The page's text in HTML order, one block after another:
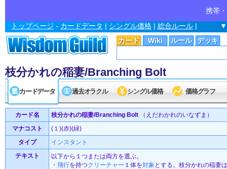
携帯
カード Wiki ルール デッキ
トップページ - カードデータ | シングル価格 | 総合ルール |
枝分かれの稲妻/Branching Bolt
カードデータ 過去オラクル シングル価格 価格グラフ
カード名 枝分かれの稲妻/Branching Bolt （えだわかれのいなずま）
マナコスト
(１)(赤)(緑)
タイプ
インスタント
テキスト
以下から１つまたは両方を選ぶ。
・ 飛行を持つクリーチャー １体を対象 とする。枝分かれの稲妻